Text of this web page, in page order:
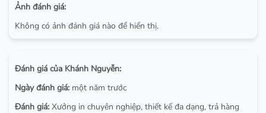
Ảnh đánh giá:
Không có ảnh đánh giá nào để hiển thị.
Đánh giá của Khánh Nguyễn:
Ngày đánh giá: một năm trước
Đánh giá: Xưởng in chuyên nghiệp, thiết kế đa dạng, trả hàng